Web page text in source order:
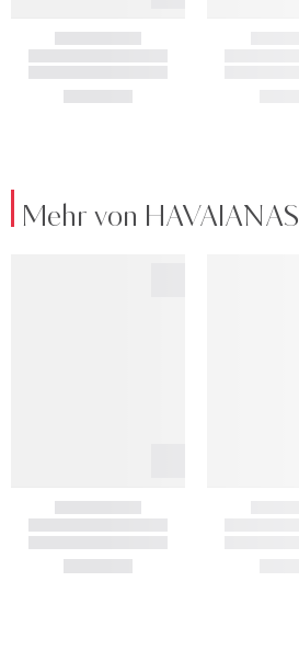
Mehr von HAVAIANAS